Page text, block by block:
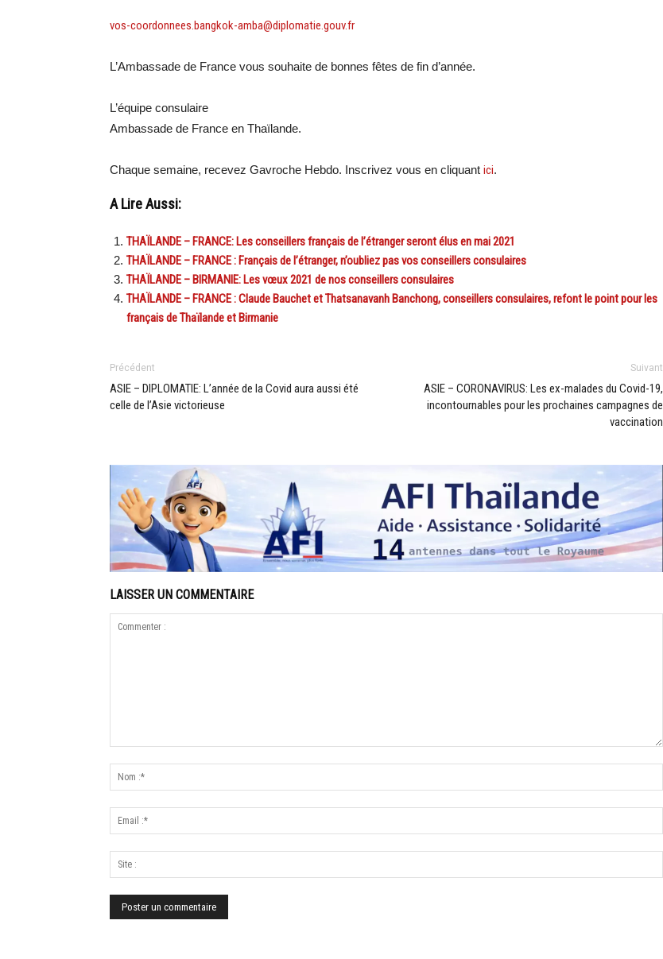
vos-coordonnees.bangkok-amba@diplomatie.gouv.fr
L’Ambassade de France vous souhaite de bonnes fêtes de fin d’année.
L’équipe consulaire
Ambassade de France en Thaïlande.
Chaque semaine, recevez Gavroche Hebdo. Inscrivez vous en cliquant ici.
A Lire Aussi:
THAÏLANDE – FRANCE: Les conseillers français de l’étranger seront élus en mai 2021
THAÏLANDE – FRANCE : Français de l’étranger, n’oubliez pas vos conseillers consulaires
THAÏLANDE – BIRMANIE: Les vœux 2021 de nos conseillers consulaires
THAÏLANDE – FRANCE : Claude Bauchet et Thatsanavanh Banchong, conseillers consulaires, refont le point pour les
français de Thaïlande et Birmanie
Précédent
ASIE – DIPLOMATIE: L’année de la Covid aura aussi été
celle de l’Asie victorieuse
Suivant
ASIE – CORONAVIRUS: Les ex-malades du Covid-19,
incontournables pour les prochaines campagnes de
vaccination
LAISSER UN COMMENTAIRE